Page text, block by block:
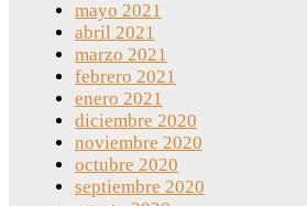
mayo 2021
abril 2021
marzo 2021
febrero 2021
enero 2021
diciembre 2020
noviembre 2020
octubre 2020
septiembre 2020